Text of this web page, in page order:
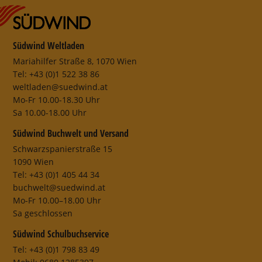
Südwind Weltladen
Mariahilfer Straße 8, 1070 Wien
Tel: +43 (0)1 522 38 86
weltladen@suedwind.at
Mo-Fr 10.00-18.30 Uhr
Sa 10.00-18.00 Uhr
Südwind Buchwelt und Versand
Schwarzspanierstraße 15
1090 Wien
Tel: +43 (0)1 405 44 34
buchwelt@suedwind.at
Mo-Fr 10.00–18.00 Uhr
Sa geschlossen
Südwind Schulbuchservice
Tel: +43 (0)1 798 83 49